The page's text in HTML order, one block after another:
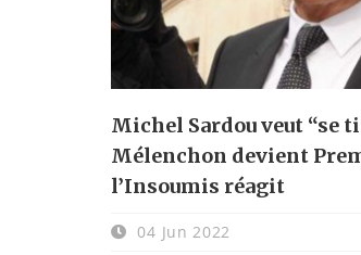
Michel Sardou veut “se
Mélenchon devient
l’Insoumis réagit
04 Jun 2022